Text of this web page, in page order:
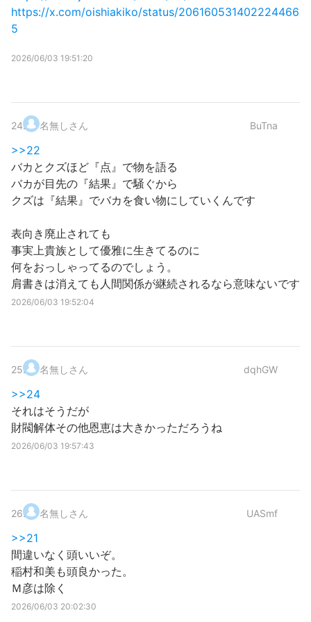
https://x.com/oishiakiko/status/206160531402224466
5
2026/06/03 19:51:20
24. 名無しさん BuTna
>>22
バカとクズほど『点』で物を語る
バカが目先の『結果』で騒ぐから
クズは『結果』でバカを食い物にしていくんです
表向き廃止されても
事実上貴族として優雅に生きてるのに
何をおっしゃってるのでしょう。
肩書きは消えても人間関係が継続されるなら意味ないです
2026/06/03 19:52:04
25. 名無しさん dqhGW
>>24
それはそうだが
財閥解体その他恩恵は大きかっただろうね
2026/06/03 19:57:43
26. 名無しさん UASmf
>>21
間違いなく頭いいぞ。
稲村和美も頭良かった。
Ｍ彦は除く
2026/06/03 20:02:30